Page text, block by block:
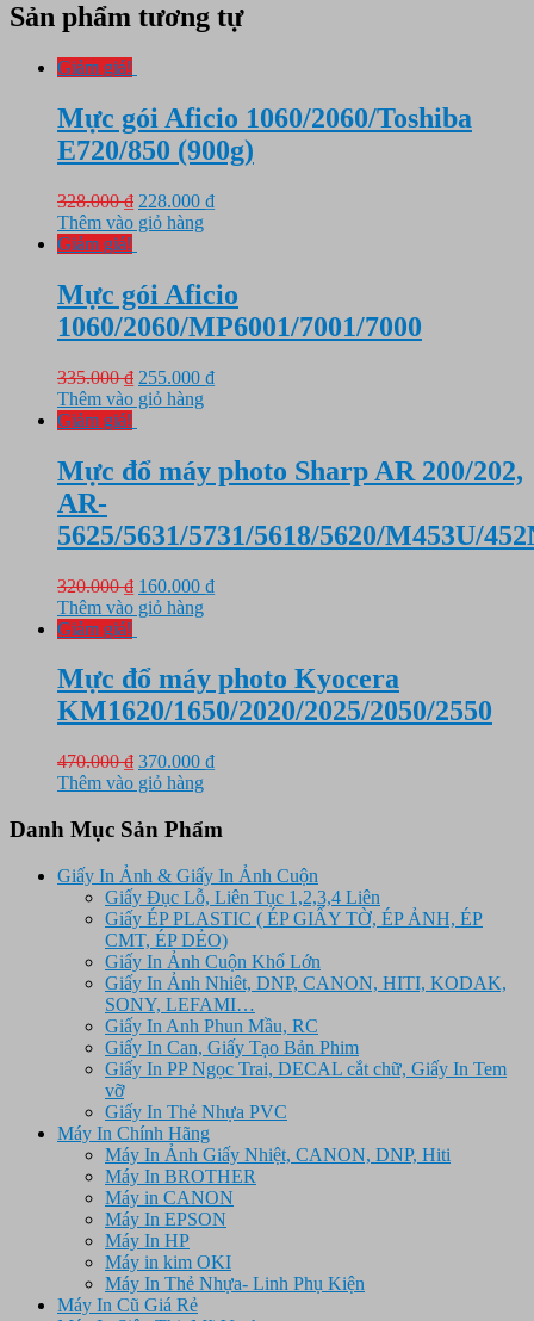
Sản phẩm tương tự
Giảm giá!
Mực gói Aficio 1060/2060/Toshiba
E720/850 (900g)
328.000₫ Giá
gốc
228.000 ₫Giá
228.000 ₫.
Thêm vào giỏ hàng
Giảm giá!
Mực gói Aficio
1060/2060/MP6001/7001/7000
335.000₫ Giá
gốc
255.000 ₫Giá
255.000 ₫.
Thêm vào giỏ hàng
Giảm giá!
Mực đổ máy photo Sharp AR 200/202,
AR-
5625/5631/5731/5618/5620/M453U/
320.000₫ Giá
gốc
160.000 ₫Giá
160.000 ₫.
Thêm vào giỏ hàng
Giảm giá!
Mực đổ máy photo Kyocera
KM1620/1650/2020/2025/2050/2550
470.000₫ Giá
gốc
470.000 ₫.
370.000 ₫Giá
là:
Thêm vào giỏ hàng
Danh Mục Sản Phẩm
Giấy In Ảnh & Giấy In Ảnh Cuộn
Giấy Đục Lỗ, Liên Tục 1,2,3,4 Liên
Giấy ÉP PLASTIC ( ÉP GIẤY TỜ, ÉP ẢNH, ÉP
CMT, ÉP DẺO)
Giấy In Ảnh Cuộn Khổ Lớn
Giấy In Ảnh Nhiêt, DNP, CANON, HITI, KODAK,
SONY, LEFAMI…
Giấy In Anh Phun Mầu, RC
Giấy In Can, Giấy Tạo Bản Phim
Giấy In PP Ngọc Trai, DECAL cắt chữ, Giấy In Tem
vỡ
Giấy In Thẻ Nhựa PVC
Máy In Chính Hãng
Máy In Ảnh Giấy Nhiệt, CANON, DNP, Hiti
Máy In BROTHER
Máy in CANON
Máy In EPSON
Máy In HP
Máy in kim OKI
Máy In Thẻ Nhựa- Linh Phụ Kiện
Máy In Cũ Giá Rẻ